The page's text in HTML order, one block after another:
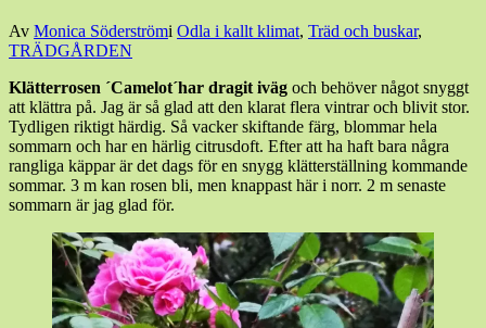
Den
16
202017
januari,
2020
Av Monica Söderströmi Odla i kallt klimat, Träd och buskar,
TRÄDGÅRDEN
Klätterrosen ´Camelot´har dragit iväg och behöver något snyggt
att klättra på. Jag är så glad att den klarat flera vintrar och blivit stor.
Tydligen riktigt härdig. Så vacker skiftande färg, blommar hela
sommarn och har en härlig citrusdoft. Efter att ha haft bara några
rangliga käppar är det dags för en snygg klätterställning kommande
sommar. 3 m kan rosen bli, men knappast här i norr. 2 m senaste
sommarn är jag glad för.